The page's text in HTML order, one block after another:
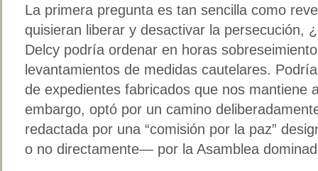
La primera pregunta es tan sencilla como
quisieran liberar y desactivar la persecución,
Delcy podría ordenar en horas
levantamientos de medidas cautelares.
de expedientes fabricados que nos mantiene
embargo, optó por un camino
redactada por una “comisión por la paz”
o no directamente— por la Asamblea